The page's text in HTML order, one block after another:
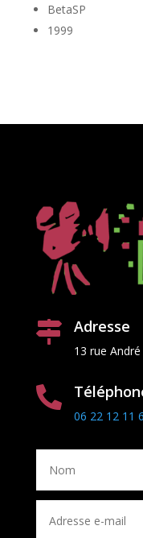
BetaSP
1999
 Adresse
13 rue André

06 22 12 11